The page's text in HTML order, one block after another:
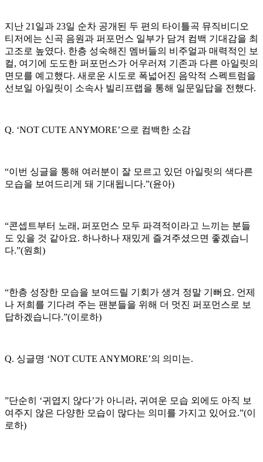
지난 21일과 23일 순차 공개된 두 편의 타이틀곡 뮤직비디오
티저에는 신곡 음원과 퍼포먼스 일부가 담겨 컴백 기대감을 최
고조로 높였다. 한층 성숙해진 멤버들의 비주얼과 매력적인 보
컬, 여기에 도도한 퍼포먼스가 어우러져 기존과 다른 아일릿의
면모를 예고했다. 새로운 시도로 폭넓어진 음악적 스펙트럼을
선보일 아일릿이 소속사 빌리프랩을 통해 일문일답을 전했다.
Q. ‘NOT CUTE ANYMORE’으로 컴백한 소감
“이번 싱글을 통해 여러분이 잘 모르고 있던 아일릿의 색다른
모습을 보여드리게 돼 기대됩니다.”(윤아)
“콘셉트부터 노래, 퍼포먼스 모두 파격적이라고 느끼는 분들
도 있을 것 같아요. 하나하나 재밌게 즐겨주셨으면 좋겠습니
다.”(원희)
“한층 성장한 모습을 보여드릴 기회가 생겨 정말 기뻐요. 언제
나 저희를 기다려 주는 팬분들을 위해 더 멋진 퍼포먼스로 보
답하겠습니다.”(이로하)
Q. 싱글명 ‘NOT CUTE ANYMORE’의 의미는.
”단순히 ‘귀엽지 않다’가 아니라, 귀여운 모습 외에도 아직 보
여주지 않은 다양한 모습이 많다는 의미를 가지고 있어요.”(이
로하)